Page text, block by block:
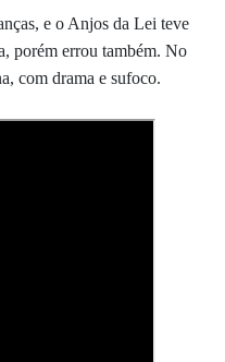
e o Anjos da Lei teve
porém errou também. No
com drama e sufoco.